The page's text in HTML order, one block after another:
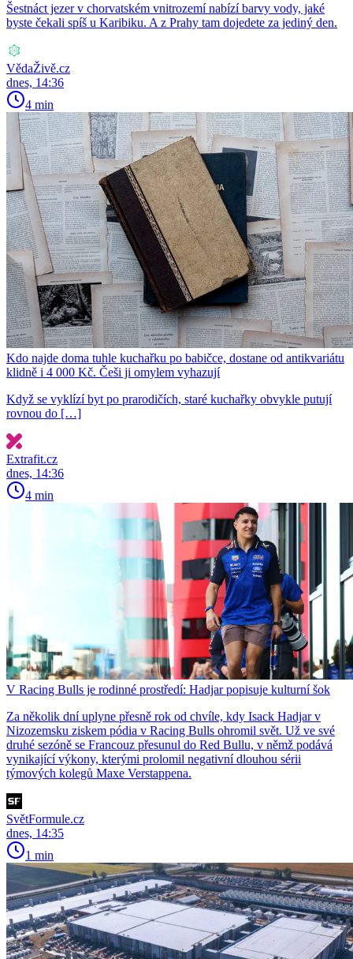
Šestnáct jezer v chorvatském vnitrozemí nabízí barvy vody, jaké
byste čekali spíš u Karibiku. A z Prahy tam dojedete za jediný den.
VědaŽivě.cz
dnes, 14:36
4 min
Kdo najde doma tuhle kuchařku po babičce, dostane od antikvariátu
klidně i 4 000 Kč. Češi ji omylem vyhazují
Když se vyklízí byt po prarodičích, staré kuchařky obvykle putují
rovnou do […]
Extrafit.cz
dnes, 14:36
4 min
V Racing Bulls je rodinné prostředí: Hadjar popisuje kulturní šok
Za několik dní uplyne přesně rok od chvíle, kdy Isack Hadjar v
Nizozemsku ziskem pódia v Racing Bulls ohromil svět. Už ve své
druhé sezóně se Francouz přesunul do Red Bullu, v němž podává
vynikající výkony, kterými prolomil negativní dlouhou sérii
týmových kolegů Maxe Verstappena.
SvětFormule.cz
dnes, 14:35
1 min